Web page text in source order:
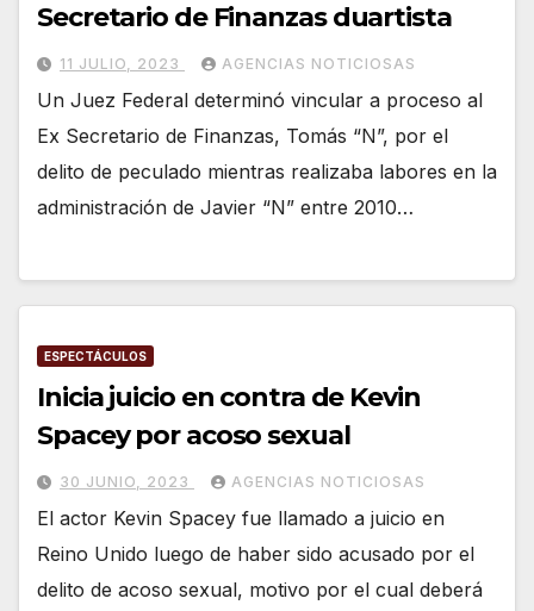
Secretario de Finanzas duartista
11 JULIO, 2023 AGENCIAS NOTICIOSAS
Un Juez Federal determinó vincular a proceso al
Ex Secretario de Finanzas, Tomás “N”, por el
delito de peculado mientras realizaba labores en la
administración de Javier “N” entre 2010…
ESPECTÁCULOS
Inicia juicio en contra de Kevin
Spacey por acoso sexual
30 JUNIO, 2023 AGENCIAS NOTICIOSAS
El actor Kevin Spacey fue llamado a juicio en
Reino Unido luego de haber sido acusado por el
delito de acoso sexual, motivo por el cual deberá